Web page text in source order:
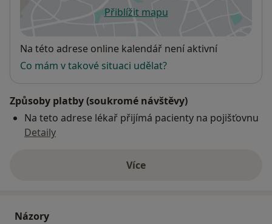
Přiblížit mapuse otevře v nové záložce
Dostupnost
Na této adrese online kalendář není aktivní
Co mám v takové situaci udělat?
Způsoby platby (soukromé návštěvy)
Na teto adrese lékař přijímá pacienty na pojišťovnu
Detaily
Víceo adrese
Názory